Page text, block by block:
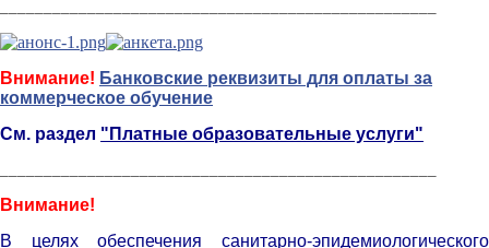
Внимание! Банковские реквизиты для оплаты за
коммерческое обучение
См. раздел "Платные образовательные услуги"
Внимание!
В целях обеспечения санитарно-эпидемиологического